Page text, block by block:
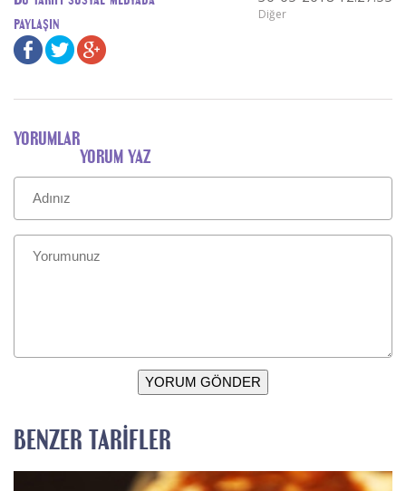
paylaşın
Diğer
YORUMLAR
YORUM YAZ
YORUM GÖNDER
BENZER TARIFLER